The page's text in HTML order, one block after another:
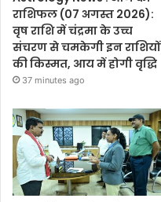
राशिफल (07 अगस्त 2026):
वृष राशि में चंद्रमा के उच्च
संचरण से चमकेगी इन राशियों
की किस्मत, आय में होगी वृद्धि
37 minutes ago